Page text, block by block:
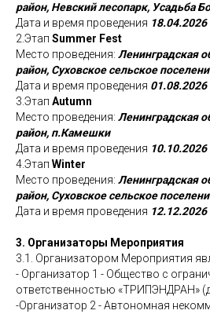
район, Невский лесопарк, Усадьба
Дата и время проведения
2.Этап Summer Fest
Место проведения: Ленинградская
район, Суховское сельское
Дата и время проведения 01.08.2026
3.Этап Autumn
Место проведения: Ленинградская
район, п.Камешки
Дата и время проведения
4.Этап Winter
Место проведения: Ленинградская
район, Суховское сельское
Дата и время проведения
3. Организаторы Мероприятия
3.1. Организатором Мероприятия
- Организатор 1 - Общество с
ответственностью «ТРИПЭНДРАН»
-Организатор 2 - Автономная